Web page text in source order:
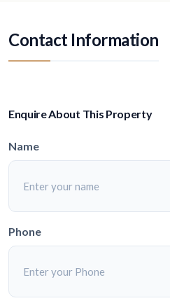
Contact Information
Enquire About This Property
Name
Phone